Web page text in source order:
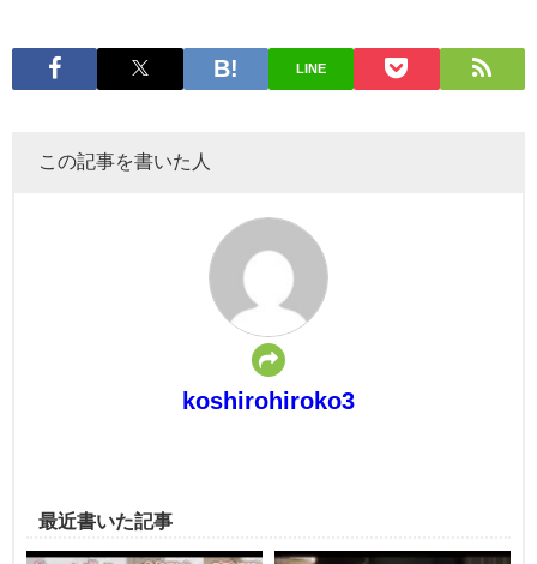
LINE
この記事を書いた人
koshirohiroko3
最近書いた記事